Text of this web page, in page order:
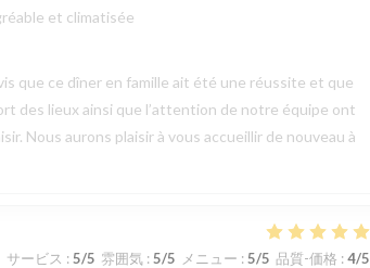
et climatisée
que ce dîner en famille ait été une réussite et que
des lieux ainsi que l’attention de notre équipe ont
Nous aurons plaisir à vous accueillir de nouveau à
サービス : 5/5 雰囲気: 5/5 メニュー : 5/5 品質-価格 : 4/5